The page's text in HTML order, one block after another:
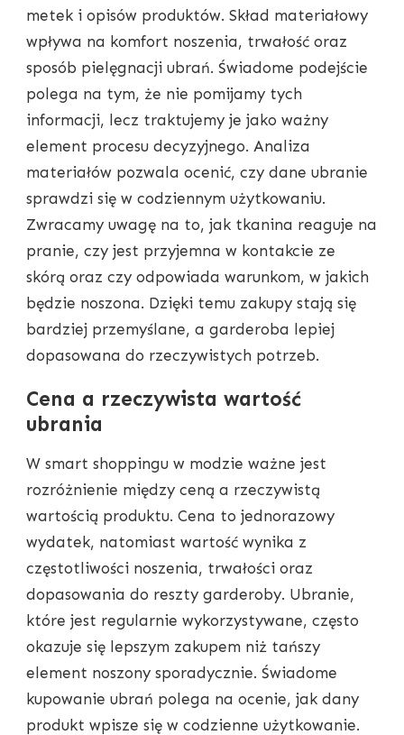
metek i opisów produktów. Skład materiałowy
wpływa na komfort noszenia, trwałość oraz
sposób pielęgnacji ubrań. Świadome podejście
polega na tym, że nie pomijamy tych
informacji, lecz traktujemy je jako ważny
element procesu decyzyjnego. Analiza
materiałów pozwala ocenić, czy dane ubranie
sprawdzi się w codziennym użytkowaniu.
Zwracamy uwagę na to, jak tkanina reaguje na
pranie, czy jest przyjemna w kontakcie ze
skórą oraz czy odpowiada warunkom, w jakich
będzie noszona. Dzięki temu zakupy stają się
bardziej przemyślane, a garderoba lepiej
dopasowana do rzeczywistych potrzeb.
Cena a rzeczywista wartość
ubrania
W smart shoppingu w modzie ważne jest
rozróżnienie między ceną a rzeczywistą
wartością produktu. Cena to jednorazowy
wydatek, natomiast wartość wynika z
częstotliwości noszenia, trwałości oraz
dopasowania do reszty garderoby. Ubranie,
które jest regularnie wykorzystywane, często
okazuje się lepszym zakupem niż tańszy
element noszony sporadycznie. Świadome
kupowanie ubrań polega na ocenie, jak dany
produkt wpisze się w codzienne użytkowanie.